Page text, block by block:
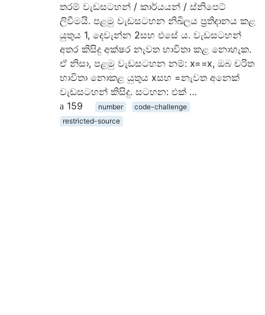
තරම් වැඩසටහන් / කාර්යයන් / ස්නිපෙට්
ලිවීමයි. පළමු වැඩසටහන නිඛිලය ප්‍රතිදානය කළ
යුතුය 1, දෙවැන්න 2සහ එසේ ය. වැඩසටහන්
අතර කිසිදු අක්ෂර නැවත භාවිතා කළ නොහැක.
ඒ නිසා, පළමු වැඩසටහන නම්: x==x, ඔබ චරිත
භාවිතා නොකළ යුතුය xසහ =නැවත අනෙක්
වැඩසටහන් කිසිදු. සටහන: එක් …
159
number
code-challenge
restricted-source